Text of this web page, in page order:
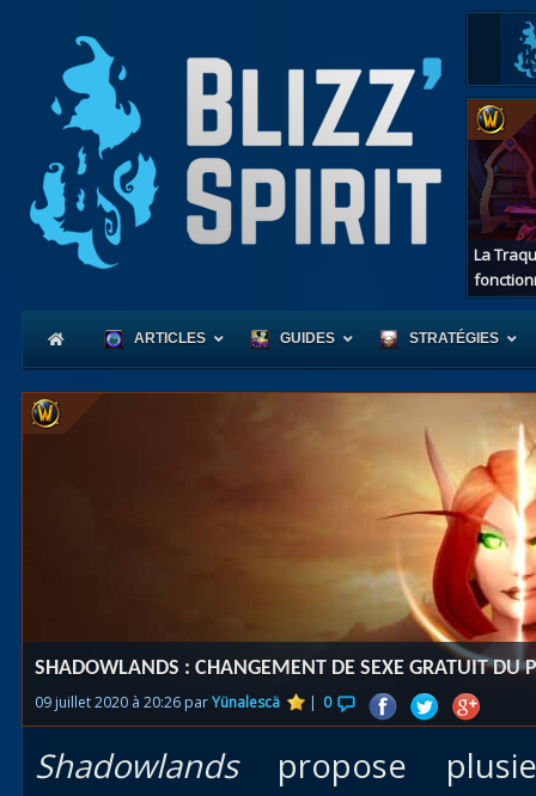
La
ARTICLES GUIDES
Coeur
Races
alliées
des îles
STRATÉGIES
SHADOWLANDS : CHANGEMENT DE SEXE GRATUIT DU
09 juillet 2020 à 20:26 parYünalescä | 0
Shadowlandspropose